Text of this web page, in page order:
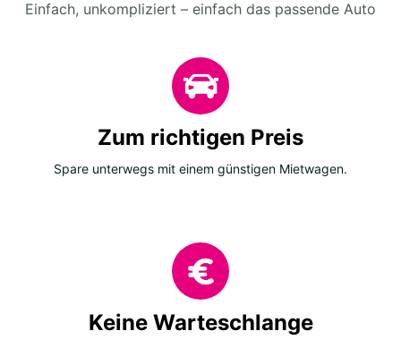
Einfach, unkompliziert – einfach das passende Auto
Zum richtigen Preis
Spare unterwegs mit einem günstigen Mietwagen.
Keine Warteschlange